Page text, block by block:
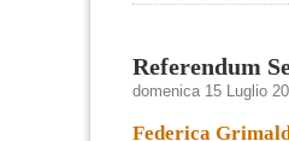
Referendum
domenica 15 Luglio
Federica